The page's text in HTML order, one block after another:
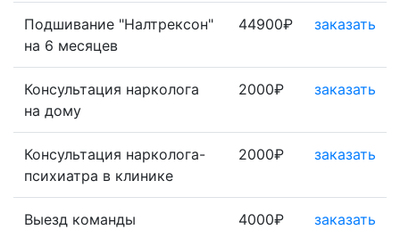
Подшивание "Налтрексон"
на 6 месяцев
44900₽ заказать
Консультация нарколога
на дому
2000₽ заказать
Консультация нарколога-
психиатра в клинике
2000₽ заказать
Выезд команды
4000₽ заказать